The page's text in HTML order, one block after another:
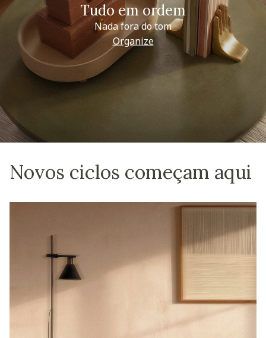
Tudo em ordem
Nada fora do tom
Organize
Novos ciclos começam aqui